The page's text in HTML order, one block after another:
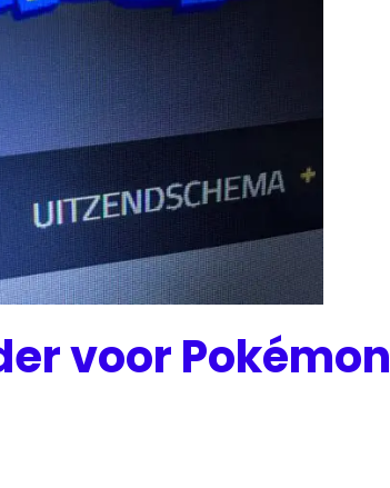
voor Pokémon